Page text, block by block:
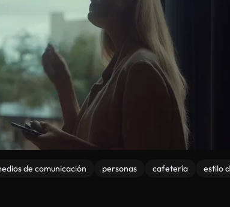
de comunicación personas cafetería
estilo